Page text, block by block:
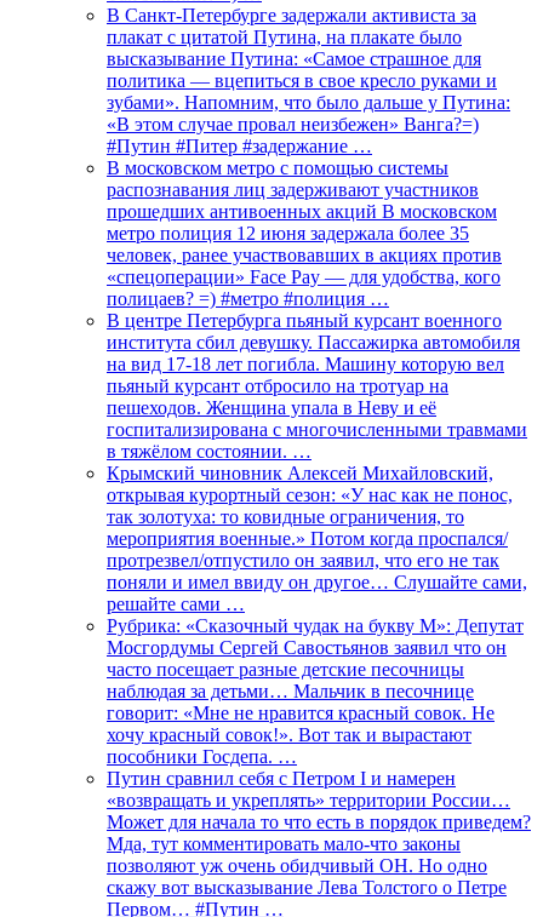
В Санкт-Петербурге задержали активиста за
плакат с цитатой Путина, на плакате было
высказывание Путина: «Самое страшное для
политика — вцепиться в свое кресло руками и
зубами». Напомним, что было дальше у Путина:
«В этом случае провал неизбежен» Ванга?=)
#Путин #Питер #задержание …
В московском метро с помощью системы
распознавания лиц задерживают участников
прошедших антивоенных акций В московском
метро полиция 12 июня задержала более 35
человек, ранее участвовавших в акциях против
«спецоперации» Face Pay — для удобства, кого
полицаев? =) #метро #полиция …
В центре Петербурга пьяный курсант военного
института сбил девушку. Пассажирка автомобиля
на вид 17-18 лет погибла. Машину которую вел
пьяный курсант отбросило на тротуар на
пешеходов. Женщина упала в Неву и её
госпитализирована с многочисленными травмами
в тяжёлом состоянии. …
Крымский чиновник Алексей Михайловский,
открывая курортный сезон: «У нас как не понос,
так золотуха: то ковидные ограничения, то
мероприятия военные.» Потом когда проспался/
протрезвел/отпустило он заявил, что его не так
поняли и имел ввиду он другое… Слушайте сами,
решайте сами …
Рубрика: «Сказочный чудак на букву М»: Депутат
Мосгордумы Сергей Савостьянов заявил что он
часто посещает разные детские песочницы
наблюдая за детьми… Мальчик в песочнице
говорит: «Мне не нравится красный совок. Не
хочу красный совок!». Вот так и вырастают
пособники Госдепа. …
Путин сравнил себя с Петром I и намерен
«возвращать и укреплять» территории России…
Может для начала то что есть в порядок приведем?
Мда, тут комментировать мало-что законы
позволяют уж очень обидчивый ОН. Но одно
скажу вот высказывание Лева Толстого о Петре
Первом… #Путин …